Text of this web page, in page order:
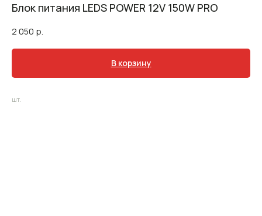
Блок питания LEDS POWER 12V 150W PRO
2 050 р.
В корзину
шт.